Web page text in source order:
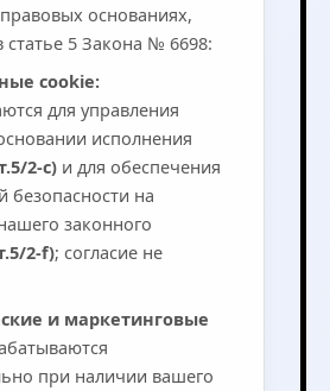
основаниях,
статье 5 Закона № 6698:
cookie:
для управления
исполнения
2-c) и для обеспечения
безопасности на
законного
2-f); согласие не
и маркетинговые
при наличии вашего